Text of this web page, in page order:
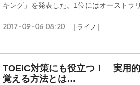
キング」を発表した。1位にはオーストラ
2017-09-06 08:20 ｜ライフ｜
TOEIC対策にも役立つ！ 実用
覚える方法とは…